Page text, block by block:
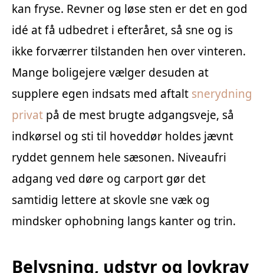
kan fryse. Revner og løse sten er det en god
idé at få udbedret i efteråret, så sne og is
ikke forværrer tilstanden hen over vinteren.
Mange boligejere vælger desuden at
supplere egen indsats med aftalt snerydning
privat på de mest brugte adgangsveje, så
indkørsel og sti til hoveddør holdes jævnt
ryddet gennem hele sæsonen. Niveaufri
adgang ved døre og carport gør det
samtidig lettere at skovle sne væk og
mindsker ophobning langs kanter og trin.
Belysning, udstyr og lovkrav